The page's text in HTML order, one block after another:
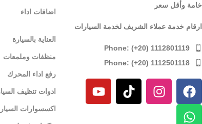
خامة وأقل سعر
ارقام خدمة عملاء الشريف لخدمة السيارات
Phone: (+20) 1112801119
Phone: (+20) 1112501118
اضافات اداء
العناية بالسيارة
منظفات وملمعات
رفع اداء المحرك
ادوات تنظيف
اكسسوارات